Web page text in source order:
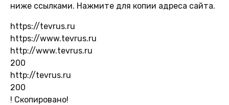
ниже ссылками. Нажмите для копии адреса сайта.
https://tevrus.ru
https://www.tevrus.ru
http://www.tevrus.ru
200
http://tevrus.ru
200
! Скопировано!